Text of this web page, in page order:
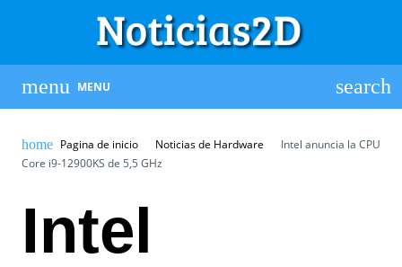
MENU
Pagina de inicio Noticias de Hardware
Intel anuncia la CPU
Core i9-12900KS de 5,5 GHz
Intel